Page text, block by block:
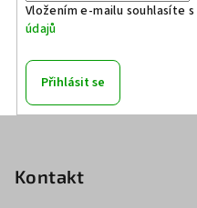
Vložením e-mailu souhlasíte s
údajů
Přihlásit se
Kontakt